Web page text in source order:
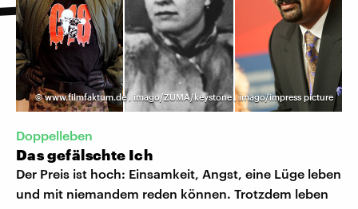
©www.filmfaktum.de, imago/ZUMA/keystone ,imago/impress picture
Doppelleben
Das gefälschte Ich
Der Preis ist hoch: Einsamkeit, Angst, eine Lüge leben
und mit niemandem reden können. Trotzdem leben